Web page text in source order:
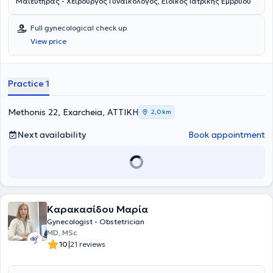
Full gynecological check up
View price
Practice 1
Methonis 22, Exarcheia, ΑΤΤΙΚΗ 2,0 km
Next availability Book appointment
Καρακασίδου Μαρία
Gynecologist - Obstetrician
MD, MSc
10|21 reviews